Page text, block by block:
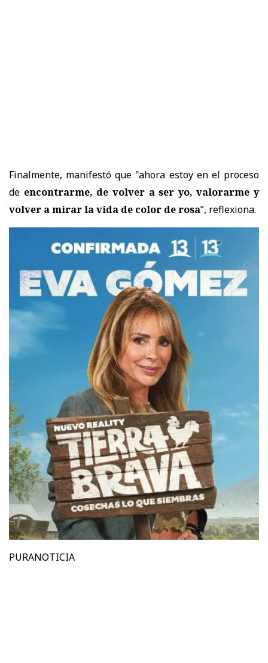
Finalmente, manifestó que "ahora estoy en el proceso
de encontrarme, de volver a ser yo, valorarme y
volver a mirar la vida de color de rosa”, reflexiona.
PURANOTICIA